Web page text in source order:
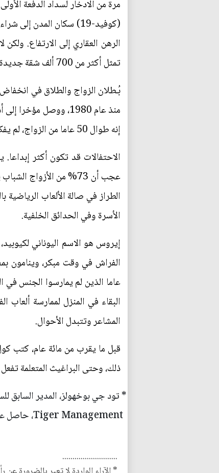
(كوفيد-19) سكان المدن
الرهن العقاري إلى الارتفاع.
تمثل أكثر من 700 ألف شقة جديدة. علاوة على ذلك، أقرت عدة ولايات مؤخرا قوانين تسمح لأصحاب المنازل ببناء أكواخ في الأفنية الخلفية.
بُـطلان الزواج والطلاق في
منذ عام 1980، ووصل
إنه طوال 50 عاما من الزواج، لم يفكر هو وزوجته ماري في الطلاق قَـط. "القتل نعم، لكن الطلاق، غير وارد أبدا".
عجب أن 73% من
الطراز في صالة الألعاب
الأسرة وفي الحدائق الخلفية.
إيروس هو الاسم اليوناني
عاما الذين لم يمارسوا الجنس في
البقاء في المنزل لممارسة ألعاب
المشاعر وتتبدل الأحوال.
قبل ما يقرب من مائة عام، كتب
ذلك، وحتى البراغيث المتعلمة
* تود جي بوخهولز، المدير
Tiger Management، حاصل على جائزة ألين يونغ للتدريس في جامعة هارفارد، ومؤلف أفكار جديدة من الاقتصاديين الميتين، وثمن الازدهار
...........................